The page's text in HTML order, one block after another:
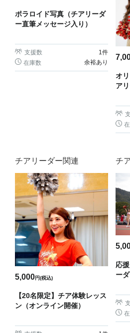
ポラロイド写真（チアリーダ
ー直筆メッセージ入り）
支援数 1件
在庫数
余裕あり
オ
ア
チアリーダー関連
5,000円(税込)
【20名限定】チア体験レッス
ン（オンライン開催）
チ
応
ーダ